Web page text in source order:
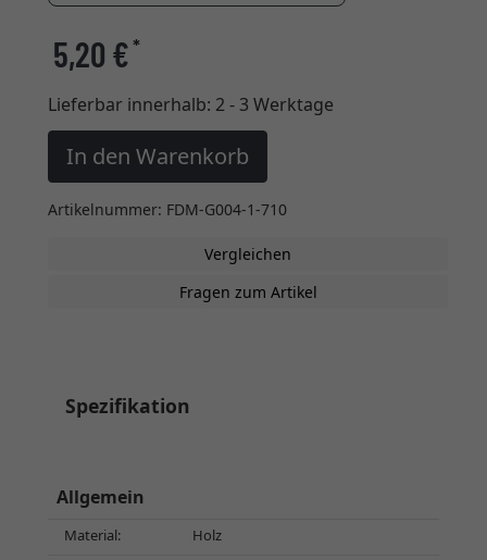
5,20 €*
Lieferbar innerhalb: 2 - 3 Werktage
In den Warenkorb
Artikelnummer: FDM-G004-1-710
Vergleichen
Fragen zum Artikel
Spezifikation
Allgemein
Material:
Holz